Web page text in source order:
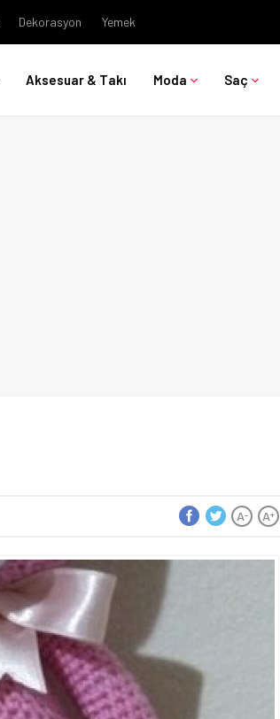
Dekorasyon Yemek
Aksesuar & Takı Moda Saç
A+
A-